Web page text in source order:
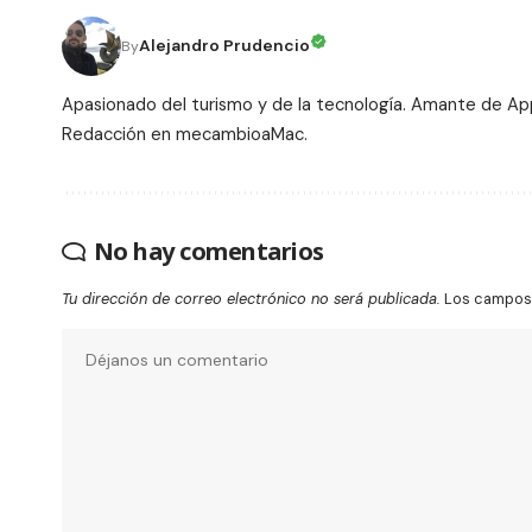
ByAlejandro Prudencio
Apasionado del turismo y de la tecnología. Amante de
Redacción en mecambioaMac.
No hay comentarios
Tu dirección de correo electrónico no será publicada. Los